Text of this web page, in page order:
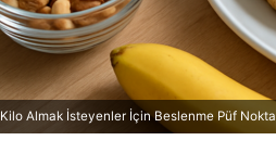
Kilo Almak İsteyenler İçin Beslenme Püf